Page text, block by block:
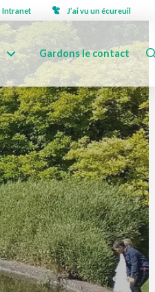
Intranet J’ai vu un écureuil
Gardons le contact